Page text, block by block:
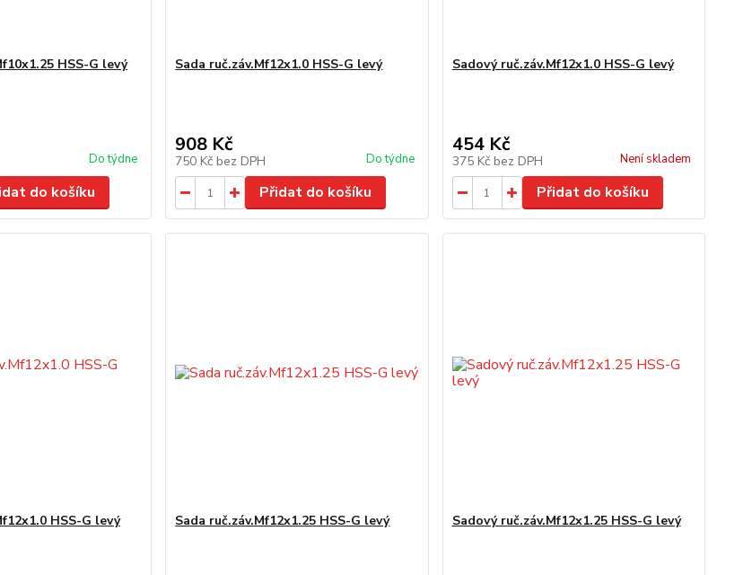
HSS-G levý
Do týdne
do košíku
Sada ruč.záv.Mf12x1.0 HSS-G levý
908 Kč
750 Kč bez DPH Do týdne
Přidat do košíku
Sadový ruč.záv.Mf12x1.0 HSS-G levý
454 Kč
375 Kč bez DPH Není skladem
Přidat do košíku
HSS-G levý Sada ruč.záv.Mf12x1.25 HSS-G levý Sadový ruč.záv.Mf12x1.25 HSS-G levý